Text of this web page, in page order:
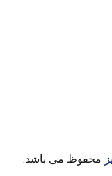
محفوظ می باشد.